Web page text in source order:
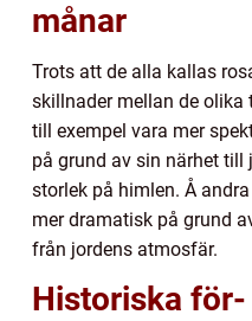
månar
Trots att de alla kallas
skillnader mellan de olika
till exempel vara mer
på grund av sin närhet till
storlek på himlen. Å
mer dramatisk på grund
från jordens atmosfär.
Historiska